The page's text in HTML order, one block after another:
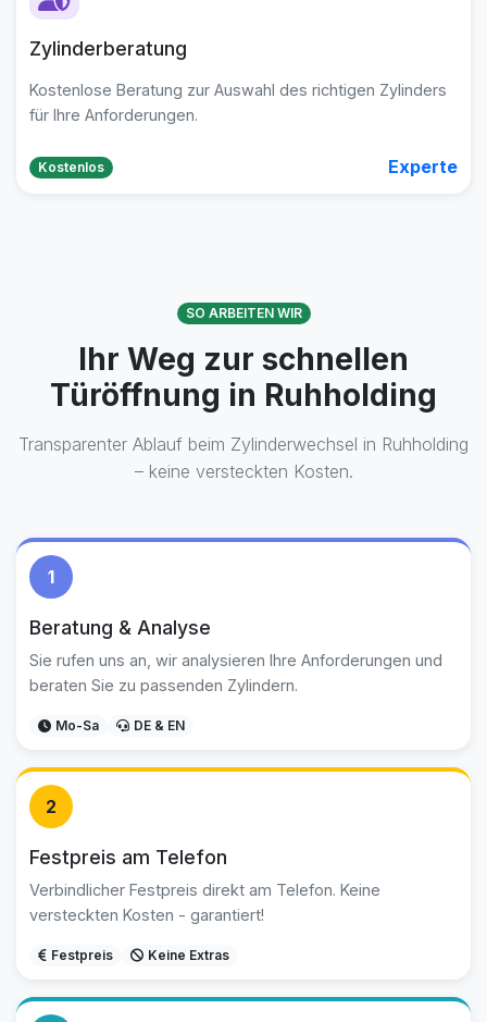
Zylinderberatung
Kostenlose Beratung zur Auswahl des richtigen Zylinders
für Ihre Anforderungen.
Kostenlos Experte
SO ARBEITEN WIR
Ihr Weg zur schnellen
Türöffnung in Ruhholding
Transparenter Ablauf beim Zylinderwechsel in Ruhholding
– keine versteckten Kosten.
1
Beratung & Analyse
Sie rufen uns an, wir analysieren Ihre Anforderungen und
beraten Sie zu passenden Zylindern.
Mo-Sa DE & EN
2
Festpreis am Telefon
Verbindlicher Festpreis direkt am Telefon. Keine
versteckten Kosten - garantiert!
Festpreis Keine Extras